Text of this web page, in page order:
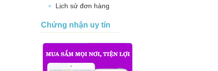
Lịch sử đơn hàng
Chứng nhận uy tín